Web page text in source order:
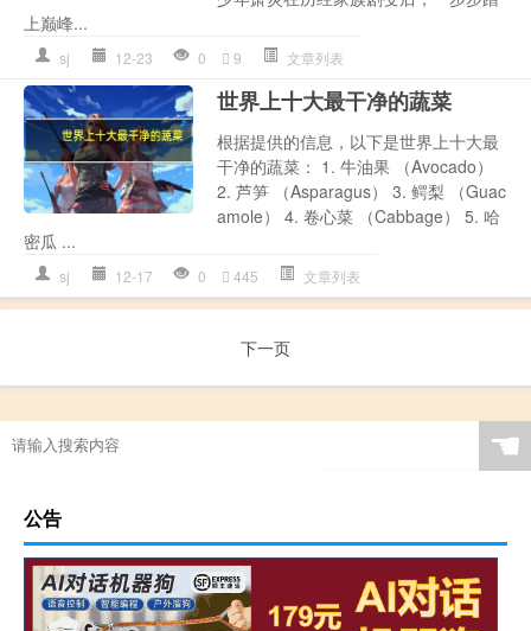
上巅峰...
sj 12-23 0 9 文章列表
世界上十大最干净的蔬菜
根据提供的信息，以下是世界上十大最
干净的蔬菜： 1. 牛油果 （Avocado）
2. 芦笋 （Asparagus） 3. 鳄梨 （Guac
amole） 4. 卷心菜 （Cabbage） 5. 哈
密瓜 ...
sj 12-17 0 445 文章列表
下一页
☚
公告